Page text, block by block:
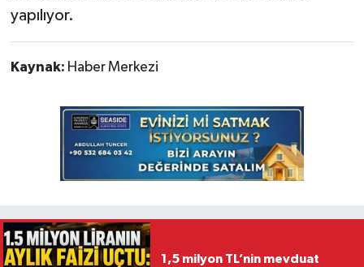
yapılıyor.
Kaynak: Haber Merkezi
1,5 milyon TL’nin mevduat